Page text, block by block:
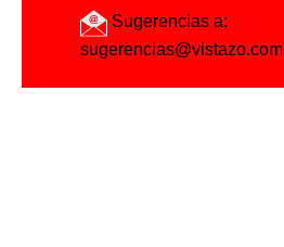
Sugerencias a:
sugerencias@vistazo.com